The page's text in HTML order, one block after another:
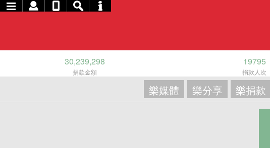
30,239,298
捐款金額
19795
捐款人次
樂媒體 樂分享 樂捐款